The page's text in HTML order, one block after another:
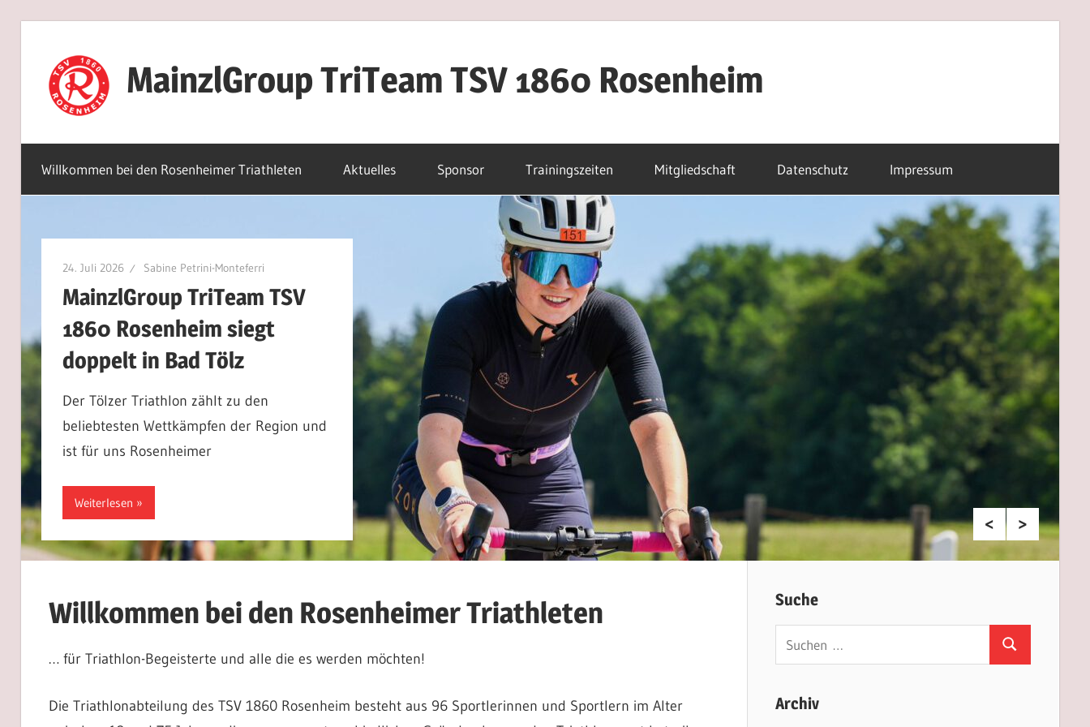
springen
MainzlGroup TriTeam TSV 1860 Rosenheim
Willkommen bei den Rosenheimer Triathleten Aktuelles Sponsor Trainingszeiten Mitgliedschaft Datenschutz Impressum
24. Juli 2026 Sabine Petrini-Monteferri
MainzlGroup TriTeam TSV
1860 Rosenheim siegt
doppelt in Bad Tölz
Der Tölzer Triathlon zählt zu den
beliebtesten Wettkämpfen der Region und
ist für uns Rosenheimer
Weiterlesen
Willkommen bei den Rosenheimer Triathleten
… für Triathlon-Begeisterte und alle die es werden möchten!
Die Triathlonabteilung des TSV 1860 Rosenheim besteht aus 96 Sportlerinnen und Sportlern im Alter
Suche
Suchen
Archiv